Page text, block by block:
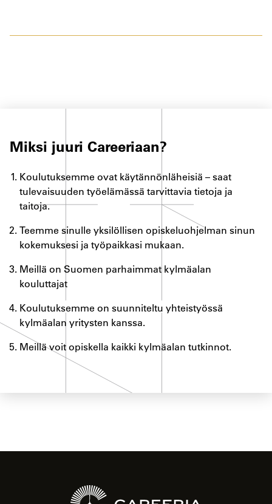
Miksi juuri Careeriaan?
Koulutuksemme ovat käytännönläheisiä – saat
tulevaisuuden työelämässä tarvittavia tietoja ja
taitoja.
Teemme sinulle yksilöllisen opiskeluohjelman sinun
kokemuksesi ja työpaikkasi mukaan.
Meillä on Suomen parhaimmat kylmäalan
kouluttajat
Koulutuksemme on suunniteltu yhteistyössä
kylmäalan yritysten kanssa.
Meillä voit opiskella kaikki kylmäalan tutkinnot.